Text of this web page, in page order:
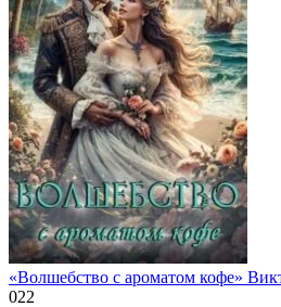
«Волшебство с ароматом кофе»
022